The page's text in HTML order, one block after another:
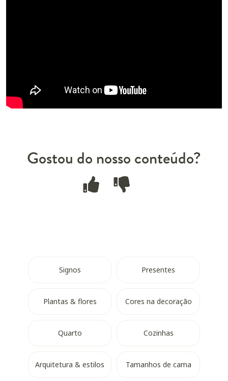
Gostou do nosso conteúdo?
Signos Presentes
Plantas & flores Cores na decoração
Quarto Cozinhas
Arquitetura & estilos Tamanhos de cama